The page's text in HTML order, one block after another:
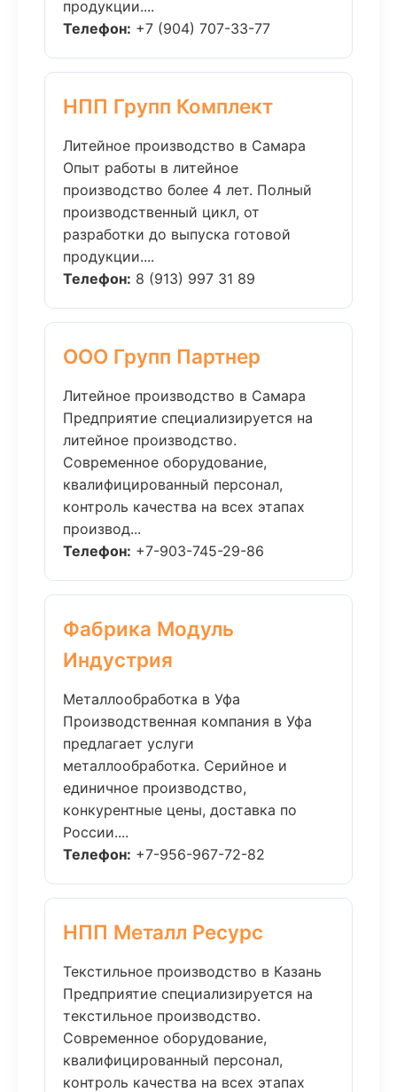
продукции....
Телефон: +7 (904) 707-33-77
НПП Групп Комплект
Литейное производство в Самара
Опыт работы в литейное
производство более 4 лет. Полный
производственный цикл, от
разработки до выпуска готовой
продукции....
Телефон: 8 (913) 997 31 89
ООО Групп Партнер
Литейное производство в Самара
Предприятие специализируется на
литейное производство.
Современное оборудование,
квалифицированный персонал,
контроль качества на всех этапах
производ...
Телефон: +7-903-745-29-86
Фабрика Модуль
Индустрия
Металлообработка в Уфа
Производственная компания в Уфа
предлагает услуги
металлообработка. Серийное и
единичное производство,
конкурентные цены, доставка по
России....
Телефон: +7-956-967-72-82
НПП Металл Ресурс
Текстильное производство в Казань
Предприятие специализируется на
текстильное производство.
Современное оборудование,
квалифицированный персонал,
контроль качества на всех этапах